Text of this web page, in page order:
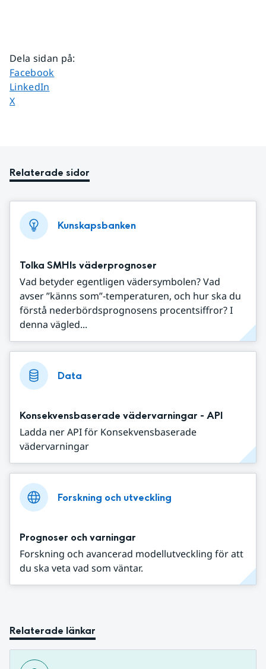
Dela sidan på:
Dela sidan på
Facebook
Dela sidan på
LinkedIn
Dela sidan på
X
Relaterade sidor
Kunskapsbanken
Tolka SMHIs väderprognoser
Vad betyder egentligen vädersymbolen? Vad
avser ”känns som”-temperaturen, och hur ska du
förstå nederbördsprognosens procentsiffror? I
denna vägled...
Data
Konsekvensbaserade vädervarningar - API
Ladda ner API för Konsekvensbaserade
vädervarningar
Forskning och utveckling
Prognoser och varningar
Forskning och avancerad modellutveckling för att
du ska veta vad som väntar.
Relaterade länkar